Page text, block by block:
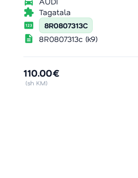
extension Tagatala
pin 8R0807313C
description 8R0807313c (k9)
110.00€
(sh KM)